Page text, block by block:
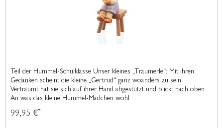
Teil der Hummel-Schulklasse Unser kleines „Träumerle“: Mit ihren
Gedanken scheint die kleine „Gertrud“ ganz woanders zu sein.
Verträumt hat sie sich auf ihrer Hand abgestützt und blickt nach oben.
An was das kleine Hummel-Mädchen wohl...
99,95 €*